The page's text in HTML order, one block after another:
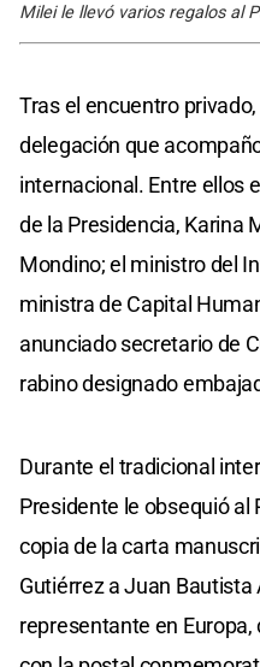
Milei le llevó varios regalos al
Tras el encuentro
delegación que
internacional. Entre ellos
de la Presidencia, Karina
Mondino; el ministro del
ministra de Capital
anunciado secretario de
rabino designado
Durante el tradicional
Presidente le obsequió al
copia de la carta
Gutiérrez a Juan
representante en